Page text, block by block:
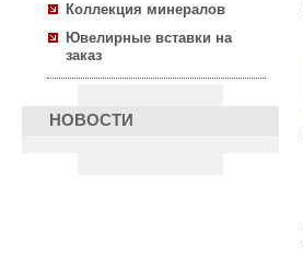
Коллекция минералов
Ювелирные вставки на
заказ
НОВОСТИ